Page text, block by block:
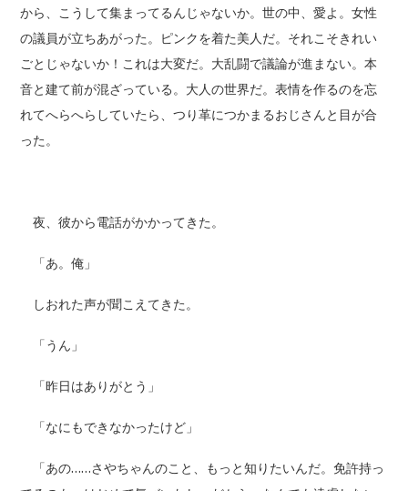
から、こうして集まってるんじゃないか。世の中、愛よ。女性
の議員が立ちあがった。ピンクを着た美人だ。それこそきれい
ごとじゃないか！これは大変だ。大乱闘で議論が進まない。本
音と建て前が混ざっている。大人の世界だ。表情を作るのを忘
れてへらへらしていたら、つり革につかまるおじさんと目が合
った。
夜、彼から電話がかかってきた。
「あ。俺」
しおれた声が聞こえてきた。
「うん」
「昨日はありがとう」
「なにもできなかったけど」
「あの……さやちゃんのこと、もっと知りたいんだ。免許持っ